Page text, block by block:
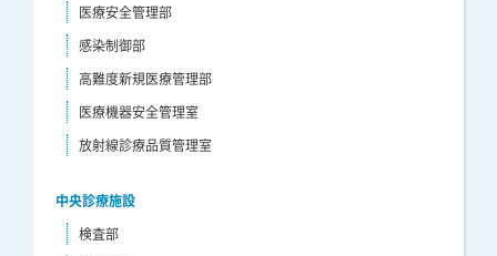
医療安全管理部
感染制御部
高難度新規医療管理部
医療機器安全管理室
放射線診療品質管理室
中央診療施設
検査部